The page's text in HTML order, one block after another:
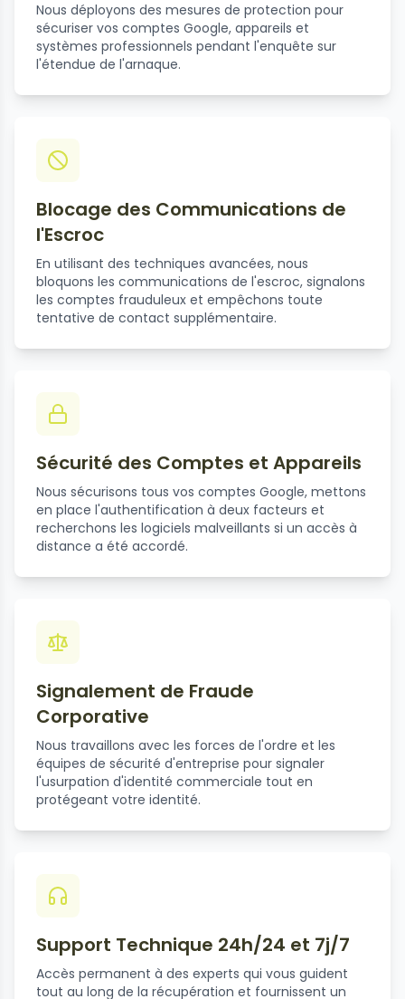
Nous déployons des mesures de protection pour
sécuriser vos comptes Google, appareils et
systèmes professionnels pendant l'enquête sur
l'étendue de l'arnaque.
Blocage des Communications de
l'Escroc
En utilisant des techniques avancées, nous
bloquons les communications de l'escroc, signalons
les comptes frauduleux et empêchons toute
tentative de contact supplémentaire.
Sécurité des Comptes et Appareils
Nous sécurisons tous vos comptes Google, mettons
en place l'authentification à deux facteurs et
recherchons les logiciels malveillants si un accès à
distance a été accordé.
Signalement de Fraude
Corporative
Nous travaillons avec les forces de l'ordre et les
équipes de sécurité d'entreprise pour signaler
l'usurpation d'identité commerciale tout en
protégeant votre identité.
Support Technique 24h/24 et 7j/7
Accès permanent à des experts qui vous guident
tout au long de la récupération et fournissent un